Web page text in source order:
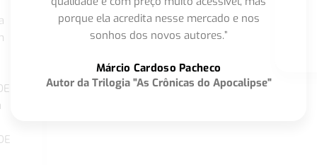
porque ela acredita nesse mercado e nos
sonhos dos novos autores.”
Márcio Cardoso Pacheco
Autor da Trilogia "As Crônicas do Apocalipse"